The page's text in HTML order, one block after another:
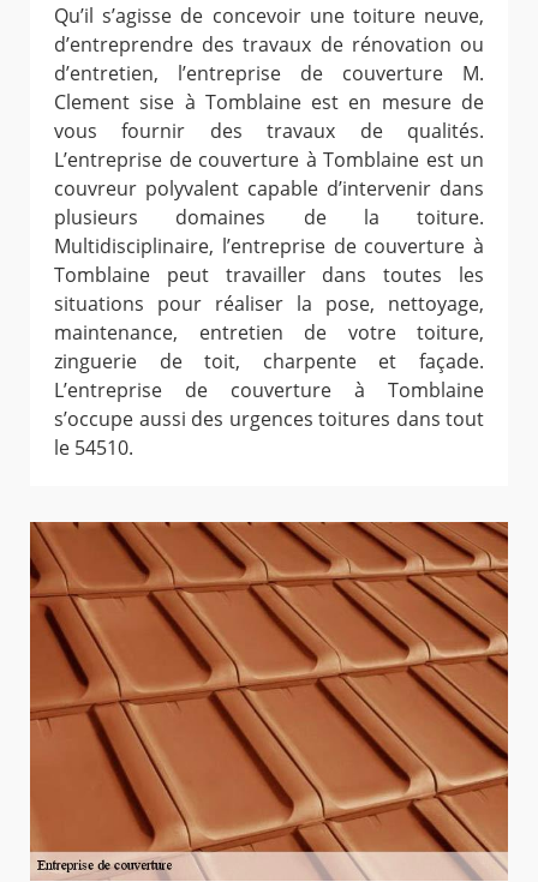
Qu’il s’agisse de concevoir une toiture neuve,
d’entreprendre des travaux de rénovation ou
d’entretien, l’entreprise de couverture M.
Clement sise à Tomblaine est en mesure de
vous fournir des travaux de qualités.
L’entreprise de couverture à Tomblaine est un
couvreur polyvalent capable d’intervenir dans
plusieurs domaines de la toiture.
Multidisciplinaire, l’entreprise de couverture à
Tomblaine peut travailler dans toutes les
situations pour réaliser la pose, nettoyage,
maintenance, entretien de votre toiture,
zinguerie de toit, charpente et façade.
L’entreprise de couverture à Tomblaine
s’occupe aussi des urgences toitures dans tout
le 54510.